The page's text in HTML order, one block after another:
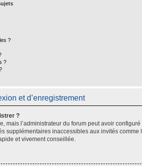
?
?
et d’enregistrement
?
mais l’administrateur du forum peut avoir
supplémentaires inaccessibles aux invités
et vivement conseillée.